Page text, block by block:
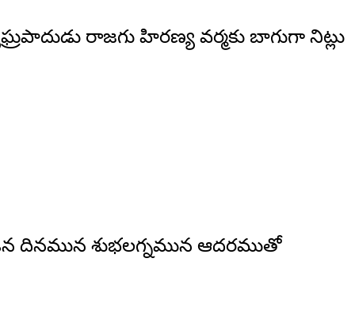
రాజగు హిరణ్య వర్మకు బాగుగా నిట్లు
దినమున శుభలగ్నమున ఆదరముతో